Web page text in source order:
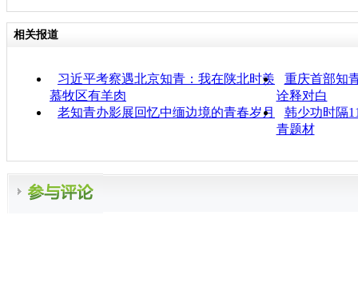
相关报道
习近平考察遇北京知青：我在陕北时羡
慕牧区有羊肉
重庆首部知
诠释对白
老知青办影展回忆中缅边境的青春岁月
韩少功时隔
青题材